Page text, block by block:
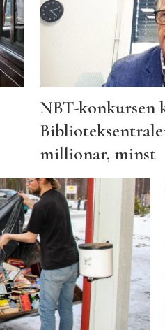
NBT-konkursen
millionar, minst